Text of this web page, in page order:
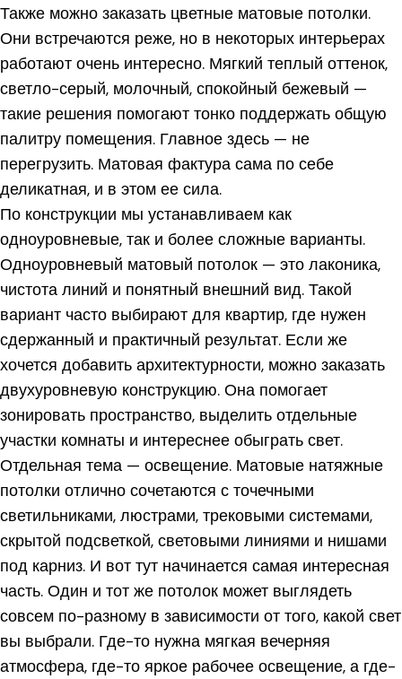
Также можно заказать цветные матовые потолки.
Они встречаются реже, но в некоторых интерьерах
работают очень интересно. Мягкий теплый оттенок,
светло-серый, молочный, спокойный бежевый —
такие решения помогают тонко поддержать общую
палитру помещения. Главное здесь — не
перегрузить. Матовая фактура сама по себе
деликатная, и в этом ее сила.
По конструкции мы устанавливаем как
одноуровневые, так и более сложные варианты.
Одноуровневый матовый потолок — это лаконика,
чистота линий и понятный внешний вид. Такой
вариант часто выбирают для квартир, где нужен
сдержанный и практичный результат. Если же
хочется добавить архитектурности, можно заказать
двухуровневую конструкцию. Она помогает
зонировать пространство, выделить отдельные
участки комнаты и интереснее обыграть свет.
Отдельная тема — освещение. Матовые натяжные
потолки отлично сочетаются с точечными
светильниками, люстрами, трековыми системами,
скрытой подсветкой, световыми линиями и нишами
под карниз. И вот тут начинается самая интересная
часть. Один и тот же потолок может выглядеть
совсем по-разному в зависимости от того, какой свет
вы выбрали. Где-то нужна мягкая вечерняя
атмосфера, где-то яркое рабочее освещение, а где-